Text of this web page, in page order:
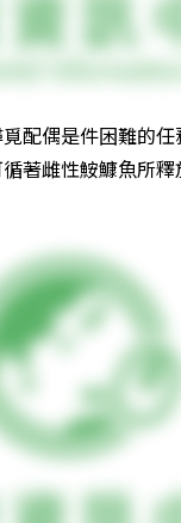
覓配偶是件困難的
著雌性鮟鱇魚所